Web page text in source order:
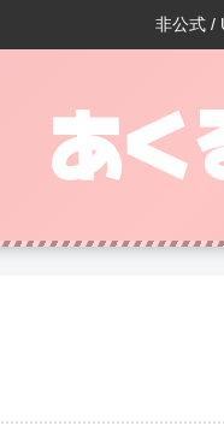
非公式 /